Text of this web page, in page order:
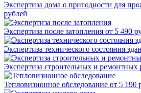
Экспертиза дома о пригодности для
рублей
Экспертиза после затопления от 5 490
Экспертиза технического состояния
Экспертиза строительных и ремонтных
Тепловизионное обследование от 5 190